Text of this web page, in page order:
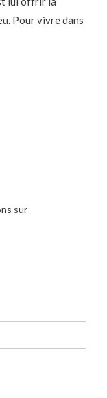
Pour vivre dans
sur